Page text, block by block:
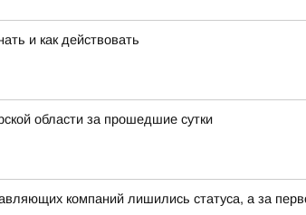
и как действовать
области за прошедшие сутки
компаний лишились статуса, а за